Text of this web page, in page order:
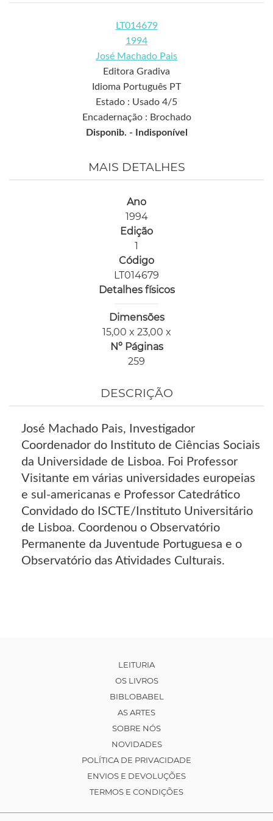
LT014679
1994
José Machado Pais
Editora Gradiva
Idioma Português PT
Estado : Usado 4/5
Encadernação : Brochado
Disponib. -
Indisponível
MAIS DETALHES
Ano
1994
Edição
1
Código
LT014679
Detalhes físicos
Dimensões
15,00 x 23,00 x
Nº Páginas
259
DESCRIÇÃO
José Machado Pais, Investigador
Coordenador do Instituto de Ciências Sociais
da Universidade de Lisboa. Foi Professor
Visitante em várias universidades europeias
e sul-americanas e Professor Catedrático
Convidado do ISCTE/Instituto Universitário
de Lisboa. Coordenou o Observatório
Permanente da Juventude Portuguesa e o
Observatório das Atividades Culturais.
LEITURIA
OS LIVROS
BIBLOBABEL
AS ARTES
SOBRE NÓS
NOVIDADES
POLÍTICA DE PRIVACIDADE
ENVIOS E DEVOLUÇÕES
TERMOS E CONDIÇÕES